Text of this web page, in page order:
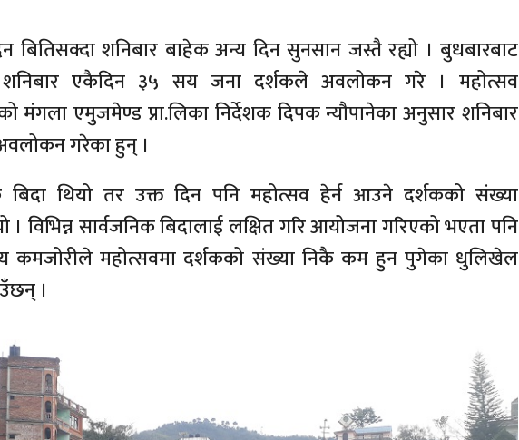
बितिसक्दा शनिबार बाहेक अन्य दिन सुनसान जस्तै रह्यो । बुधबारबाट
एकैदिन ३५ सय जना दर्शकले अवलोकन गरे । महोत्सव
मंगला एमुजमेण्ड प्रा.लिका निर्देशक दिपक न्यौपानेका अनुसार शनिबार
गरेका हुन् ।
बिदा थियो तर उक्त दिन पनि महोत्सव हेर्न आउने दर्शकको संख्या
विभिन्न सार्वजनिक बिदालाई लक्षित गरि आयोजना गरिएको भएता पनि
कमजोरीले महोत्सवमा दर्शकको संख्या निकै कम हुन पुगेका धुलिखेल
।